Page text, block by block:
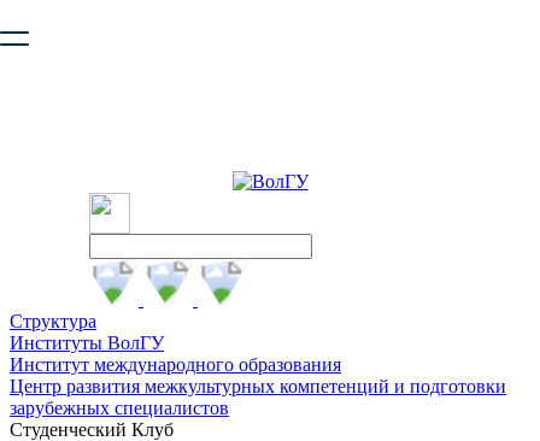
безопасную работу с сайтом. Пожалуйста
Структура
Институты ВолГУ
Институт международного образования
Центр развития межкультурных компетенций и подготовки
зарубежных специалистов
Студенческий Клуб